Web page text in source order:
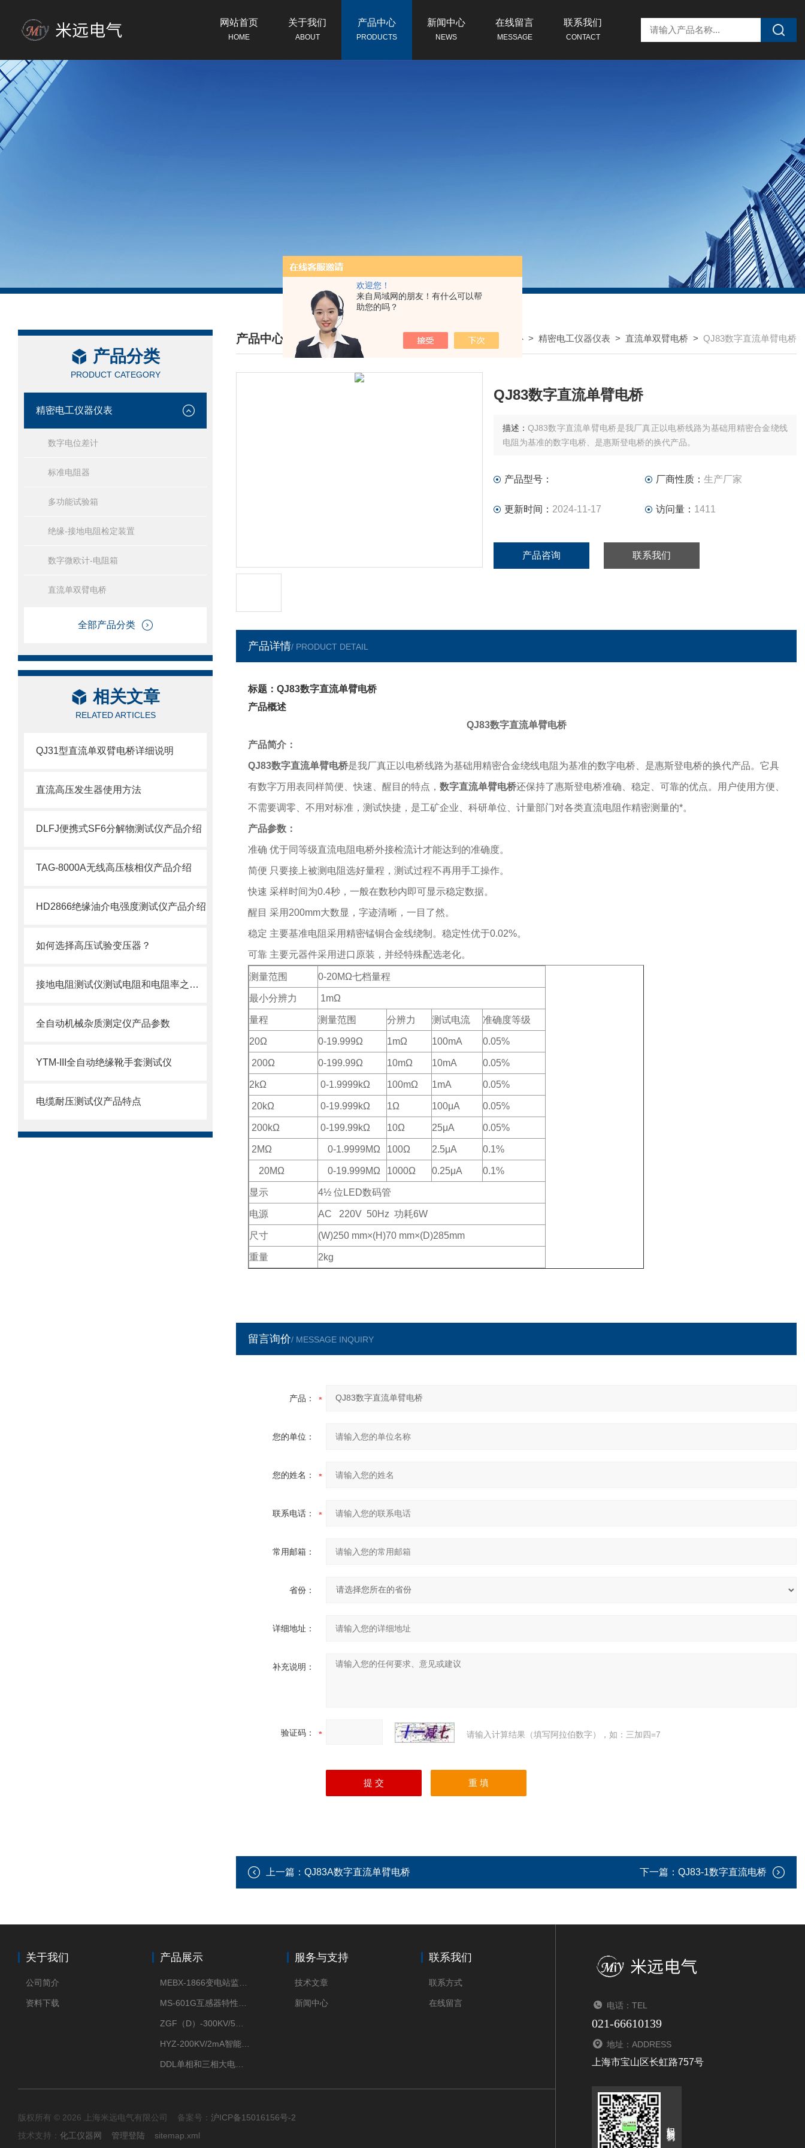
欢迎您！
来自局域网的朋友！有什么可以帮
助您的吗？
网站首页
HOME
关于我们
ABOUT
产品中心
PRODUCTS
新闻中心
NEWS
在线留言
MESSAGE
联系我们
CONTACT
产品分类
PRODUCT CATEGORY
精密电工仪器仪表
数字电位差计
标准电阻器
多功能试验箱
绝缘-接地电阻检定装置
数字微欧计-电阻箱
直流单双臂电桥
全部产品分类
相关文章
RELATED ARTICLES
QJ31型直流单双臂电桥详细说明
直流高压发生器使用方法
DLFJ便携式SF6分解物测试仪产品介绍
TAG-8000A无线高压核相仪产品介绍
HD2866绝缘油介电强度测试仪产品介绍
如何选择高压试验变压器？
接地电阻测试仪测试电阻和电阻率之间的差异
全自动机械杂质测定仪产品参数
YTM-III全自动绝缘靴手套测试仪
电缆耐压测试仪产品特点
产品中心
/ PRODUCTS CENTER
我的位置： 首页> 产品中心 > 精密电工仪器仪表 > 直流单双臂电桥 > QJ83数字直流单臂电桥
QJ83数字直流单臂电桥
描述： QJ83数字直流单臂电桥是我厂真正以电桥线路为基础用精密合金绕线
电阻为基准的数字电桥、是惠斯登电桥的换代产品。
产品型号： 厂商性质： 生产厂家
更新时间： 2024-11-17 访问量： 1411
产品咨询 联系我们
产品详情/ PRODUCT DETAIL
标题：QJ83数字直流单臂电桥
产品概述
QJ83数字直流单臂电桥
产品简介：
QJ83数字直流单臂电桥是我厂真正以电桥线路为基础用精密合金绕线电阻为基准的数字电桥、是惠斯登电桥的换代产品。它具
有数字万用表同样简便、快速、醒目的特点， 数字直流单臂电桥还保持了惠斯登电桥准确、稳定、可靠的优点。用户使用方便、
不需要调零、不用对标准，测试快捷，是工矿企业、科研单位、计量部门对各类直流电阻作精密测量的*。
产品参数：
准确 优于同等级直流电阻电桥外接检流计才能达到的准确度。
简便 只要接上被测电阻选好量程，测试过程不再用手工操作。
快速 采样时间为0.4秒，一般在数秒内即可显示稳定数据。
醒目 采用 200mm大数显，字迹清晰，一目了然。
稳定 主要基准电阻采用精密锰铜合金线绕制。稳定性优于0.02%。
可靠 主要元器件采用进口原装，并经特殊配选老化。
测量范围 0-20MΩ七档量程
最小分辨力 1mΩ
量程 测量范围 分辨力 测试电流 准确度等级
20Ω 0-19.999Ω 1mΩ 100mA 0.05%
200Ω 0-199.99Ω 10mΩ 10mA 0.05%
2kΩ 0-1.9999kΩ 100mΩ 1mA 0.05%
20kΩ 0-19.999kΩ 1Ω 100μA 0.05%
200kΩ 0-199.99kΩ 10Ω 25μA 0.05%
2MΩ 0-1.9999MΩ 100Ω 2.5μA 0.1%
20MΩ 0-19.999MΩ 1000Ω 0.25μA 0.1%
显示 4½ 位 LED数码管
电源 AC 220V 50Hz 功耗6W
尺寸 (W)250 mm×(H)70 mm×(D)285mm
重量 2kg
留言询价/ MESSAGE INQUIRY
产品：
您的单位：
您的姓名：
联系电话：
常用邮箱：
省份：
详细地址：
补充说明：
验证码： 请输入计算结果（填写阿拉伯数字），如：三加四=7
上一篇： QJ83A数字直流单臂电桥 下一篇： QJ83-1数字直流电桥
关于我们
公司简介
资料下载
产品展示 服务与支持
技术文章
新闻中心
联系我们
联系方式
在线留言
版权所有 © 2026 上海米远电气有限公司 备案号： 沪ICP备15016156号-2
技术支持： 化工仪器网 管理登陆 sitemap.xml
电话：TEL
021-66610139
地址：ADDRESS
上海市宝山区长虹路757号